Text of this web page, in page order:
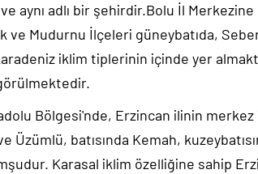
aynı adlı bir şehirdir.Bolu İl
ve Mudurnu İlçeleri güneybatıda,
iklim tiplerinin içinde yer
Bölgesi'nde, Erzincan ilinin
Üzümlü, batısında Kemah,
Karasal iklim özelliğine sahip